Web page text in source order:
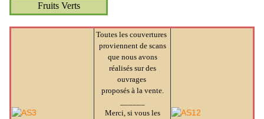
Fruits Verts
Toutes les couvertures
proviennent de scans
que nous avons
réalisés sur des
ouvrages
proposés à la vente.
Merci, si vous les